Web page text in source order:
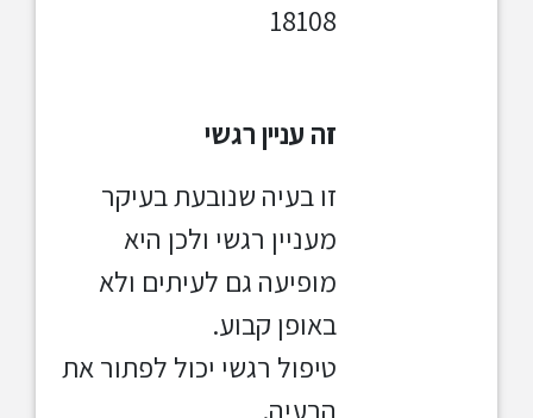
18108
זה עניין רגשי
זו בעיה שנובעת בעיקר
מעניין רגשי ולכן היא
מופיעה גם לעיתים ולא
באופן קבוע.
טיפול רגשי יכול לפתור את
הבעיה.